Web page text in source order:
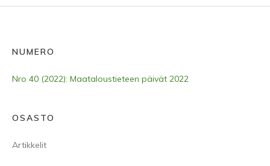
NUMERO
Nro 40 (2022): Maataloustieteen päivät 2022
OSASTO
Artikkelit